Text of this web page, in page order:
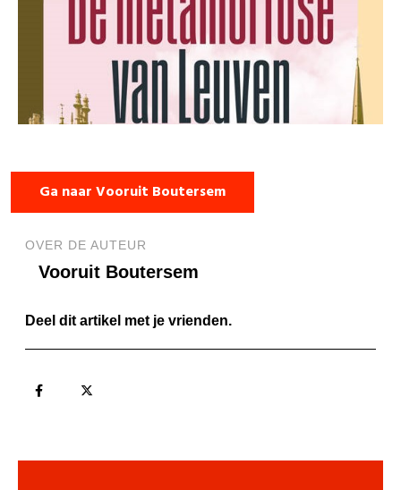
Ga naar Vooruit Boutersem
OVER DE AUTEUR
Vooruit Boutersem
Deel dit artikel met je vrienden.